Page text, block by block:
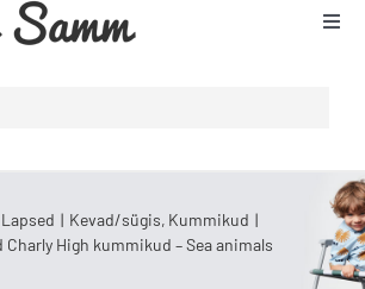
Lapsed Kevad/sügis Kummikud
Charly High kummikud – Sea animals